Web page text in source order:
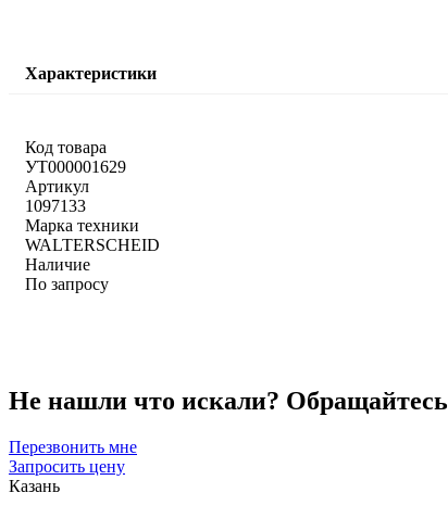
Характеристики
Код товара
УТ000001629
Артикул
1097133
Марка техники
WALTERSCHEID
Наличие
По запросу
Не нашли что искали? Обращайтесь
Перезвонить мне
Запросить цену
Казань